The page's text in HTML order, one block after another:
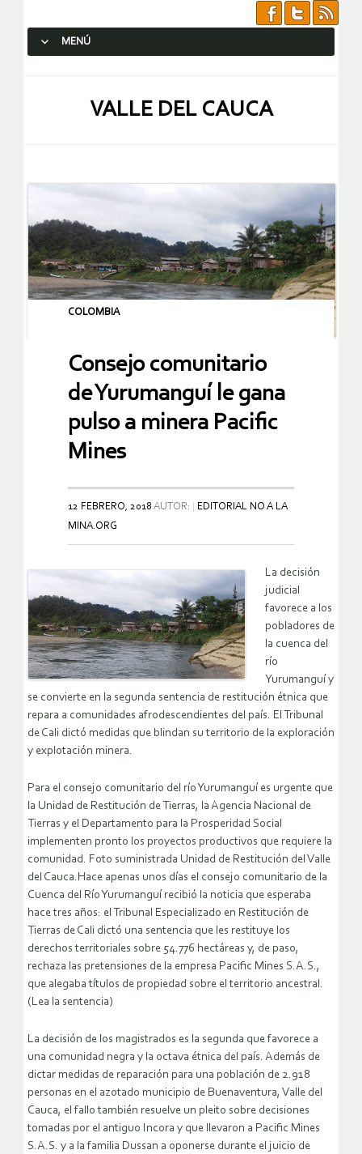
MENÚ
VALLE DEL CAUCA
COLOMBIA
Consejo comunitario
de Yurumanguí le gana
pulso a minera Pacific
Mines
12 FEBRERO, 2018 AUTOR:
EDITORIAL NO A LA
MINA.ORG
La decisión
judicial
favorece a los
pobladores de
la cuenca del
río
Yurumanguí y
se convierte en la segunda sentencia de restitución étnica que
repara a comunidades afrodescendientes del país. El Tribunal
de Cali dictó medidas que blindan su territorio de la exploración
y explotación minera.
Para el consejo comunitario del río Yurumanguí es urgente que
la Unidad de Restitución de Tierras, la Agencia Nacional de
Tierras y el Departamento para la Prosperidad Social
implementen pronto los proyectos productivos que requiere la
comunidad. Foto suministrada Unidad de Restitución del Valle
del Cauca.Hace apenas unos días el consejo comunitario de la
Cuenca del Río Yurumanguí recibió la noticia que esperaba
hace tres años: el Tribunal Especializado en Restitución de
Tierras de Cali dictó una sentencia que les restituye los
derechos territoriales sobre 54.776 hectáreas y, de paso,
rechaza las pretensiones de la empresa Pacific Mines S.A.S.,
que alegaba títulos de propiedad sobre el territorio ancestral.
(Lea la sentencia)
La decisión de los magistrados es la segunda que favorece a
una comunidad negra y la octava étnica del país. Además de
dictar medidas de reparación para una población de 2.918
personas en el azotado municipio de Buenaventura, Valle del
Cauca, el fallo también resuelve un pleito sobre decisiones
tomadas por el antiguo Incora y que llevaron a Pacific Mines
S.A.S. y a la familia Dussan a oponerse durante el juicio de